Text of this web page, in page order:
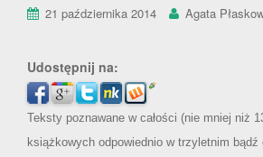
21 października 2014 Agata
Udostępnij na:
Teksty poznawane w całości (nie mniej niż
książkowych odpowiednio w trzyletnim